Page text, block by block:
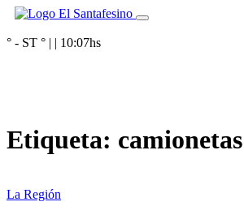
° - ST ° | | 10:07hs
Etiqueta: camionetas
La Región